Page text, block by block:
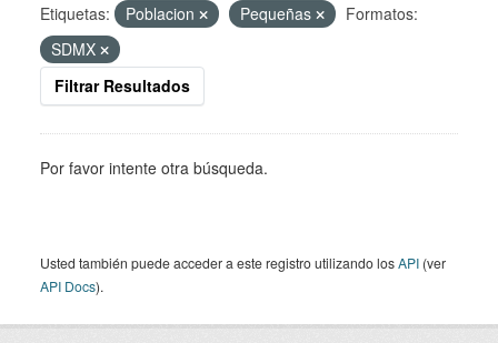
Etiquetas: Poblacion Pequeñas
Formatos:
SDMX
Filtrar Resultados
Por favor intente otra búsqueda.
Usted también puede acceder a este registro utilizando losAPI (ver
API Docs).